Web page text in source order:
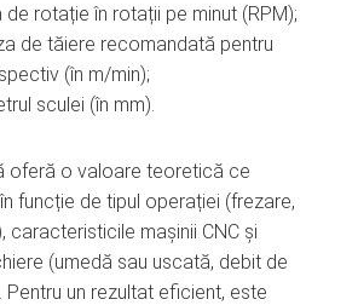
de rotație în rotații pe minut (RPM);
de tăiere recomandată pentru
(în m/min);
sculei (în mm).
oferă o valoare teoretică ce
funcție de tipul operației (frezare,
caracteristicile mașinii CNC și
(umedă sau uscată, debit de
Pentru un rezultat eficient, este